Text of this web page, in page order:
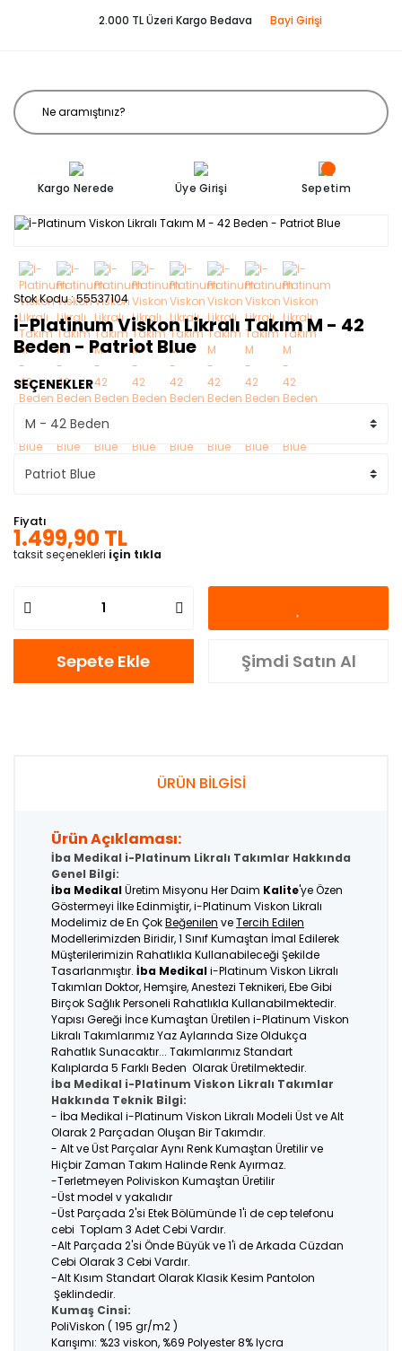
2.000 TL Üzeri Kargo Bedava Bayi Girişi
Kargo Nerede Üye Girişi Sepetim
Stok Kodu 55537104
İ-Platinum Viskon Likralı Takım M - 42
Beden - Patriot Blue
SEÇENEKLER
Fiyatı
1.499,90 TL
taksit seçenekleri için tıkla
Sepete Ekle Şimdi Satın Al
ÜRÜN BİLGİSİ
Ürün Açıklaması:
İba Medikal i-Platinum Likralı Takımlar Hakkında
Genel Bilgi:
İba MedikalÜretim Misyonu Her Daim Kalite'ye Özen
Göstermeyi İlke Edinmiştir, i-Platinum Viskon Likralı
Modelimiz de En ÇokBeğenilen veTercih Edilen
Modellerimizden Biridir, 1 Sınıf Kumaştan İmal Edilerek
Müşterilerimizin Rahatlıkla Kullanabileceği Şekilde
Tasarlanmıştır. İba Medikali-Platinum Viskon Likralı
Takımları Doktor, Hemşire, Anestezi Teknikeri, Ebe Gibi
Birçok Sağlık Personeli Rahatlıkla Kullanabilmektedir.
Yapısı Gereği İnce Kumaştan Üretilen i-Platinum Viskon
Likralı Takımlarımız Yaz Aylarında Size Oldukça
Rahatlık Sunacaktır... Takımlarımız Standart
Kalıplarda 5 Farklı Beden Olarak Üretilmektedir.
İba Medikal i-Platinum Viskon Likralı Takımlar
Hakkında Teknik Bilgi:
- İba Medikal i-Platinum Viskon Likralı Modeli Üst ve Alt
Olarak 2 Parçadan Oluşan Bir Takımdır.
- Alt ve Üst Parçalar Aynı Renk Kumaştan Üretilir ve
Hiçbir Zaman Takım Halinde Renk Ayırmaz.
-Terletmeyen Poliviskon Kumaştan Üretilir
-Üst model v yakalıdır
-Üst Parçada 2'si Etek Bölümünde 1'i de cep telefonu
cebi Toplam 3 Adet Cebi Vardır.
-Alt Parçada 2'si Önde Büyük ve 1'i de Arkada Cüzdan
Cebi Olarak 3 Cebi Vardır.
-Alt Kısım Standart Olarak Klasik Kesim Pantolon
Şeklindedir.
Kumaş Cinsi:
PoliViskon ( 195 gr/m2 )
Karışımı: %23 viskon, %69 Polyester 8% lycra